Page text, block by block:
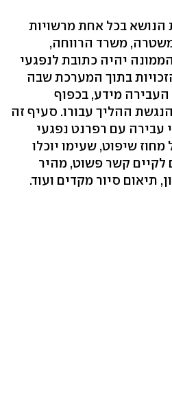
הנושא בכל אחת מרשויות
משרד הרווחה,
יהיה כתובת לנפגעי
בתוך המערכת שבה
העבירה מידע, בכפוף
ההליך עבורו. סעיף זה
עבירה עם רפרנט נפגעי
שיפוט, שעימו יוכלו
לקיים קשר פשוט, מהיר
תיאום סיור מקדים ועוד.